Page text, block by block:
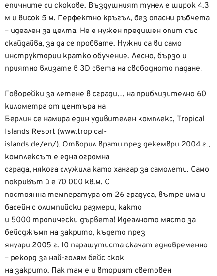
епичните си скокове. Въздушният тунел е широк 4.3
м и висок 5 м. Перфектно кръгъл, без опасни ръбчета
– идеален за целта. Не е нужен предишен опит със
скайдайва, за да се пробвате. Нужни са ви само
инструктории кратко обучение. Лесно, бързо и
приятно влизате в 3D света на свободното падане!
Говорейки за летене в сгради… на приблизително 60
километра от центъра на
Берлин се намира един удивителен комплекс, Tropical
Islands Resort (www.tropical-
islands.de/en/). Отворил врати през декември 2004 г.,
комплексът е една огромна
сграда, някога служила като хангар за самолети. Само
покривът й е 70 000 кв.м. С
постоянна температура от 26 градуса, вътре има и
басейн с олимпийски размери, както
и 5000 тропически дървета! Идеалното място за
бейсджъмп на закрито, където през
януари 2005 г. 10 парашутиста скачат едновременно
– рекорд за най-голям бейс скок
на закрито. Пак там е и вторият световен